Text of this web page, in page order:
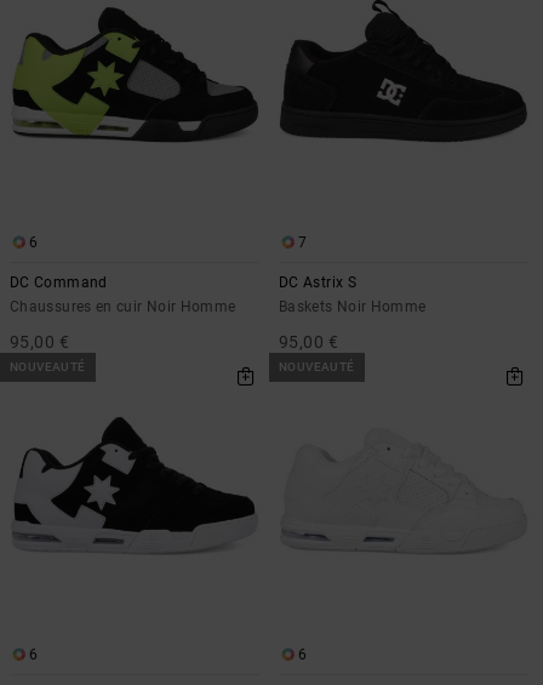
6
DC Command
Chaussures en cuir Noir Homme
95,00 €
7
DC Astrix S
Baskets Noir Homme
95,00 €
NOUVEAUTÉ
6
NOUVEAUTÉ
6